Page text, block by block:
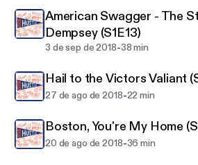
Hosted by Andrew Mackey
(andy@goodhustlepodcast.com)
Support this podcast:https://
e/support
American Swagger - The
Dempsey (S1E13)
3 de sep de 2018-38 min
Hail to the Victors Valiant
27 de ago de 2018-22 min
Boston, You're My Home
20 de ago de 2018-36 min